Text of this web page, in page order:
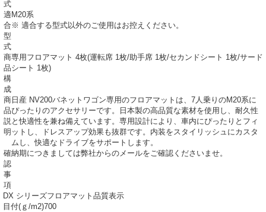
式
適
合
型
式
M20系
※ 適合する型式以外のご使用はお控えください。
商
品
構
成
専用フロアマット 4枚(運転席 1枚/助手席 1枚/セカンドシート 1枚/サード
シート 1枚)
商
品
説
明
日産 NV200バネットワゴン専用のフロアマットは、7人乗りのM20系に
ぴったりのアクセサリーです。日本製の高品質な素材を使用し、耐久性
と快適性を兼ね備えています。専用設計により、車内にぴったりとフィ
ットし、ドレスアップ効果も抜群です。内装をスタイリッシュにカスタ
ムし、快適なドライブをサポートします。
確
認
事
項
納期につきましては弊社からのメールをご確認くださいませ。
DX シリーズフロアマット品質表示
目付(ｇ/m2)700